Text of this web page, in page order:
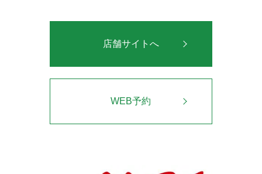
店舗サイトへ
WEB予約